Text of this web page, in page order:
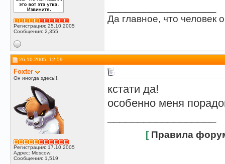
Регистрация: 25.10.2005
Сообщения: 2,355
Да главное, что человек
26.10.2005, 12:59
Foxter
Он иногда здесь!!.
Регистрация: 17.10.2005
Адрес: Moscow
Сообщения: 1,519
кстати да!
особенно меня
[ Правила